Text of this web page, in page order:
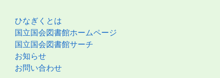
ひなぎくとは
国立国会図書館ホームページ
国立国会図書館サーチ
お知らせ
お問い合わせ